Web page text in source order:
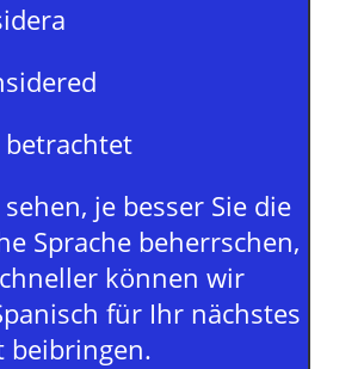
betrachtet
sehen, je besser Sie die
Sprache beherrschen,
können wir
für Ihr nächstes
beibringen.